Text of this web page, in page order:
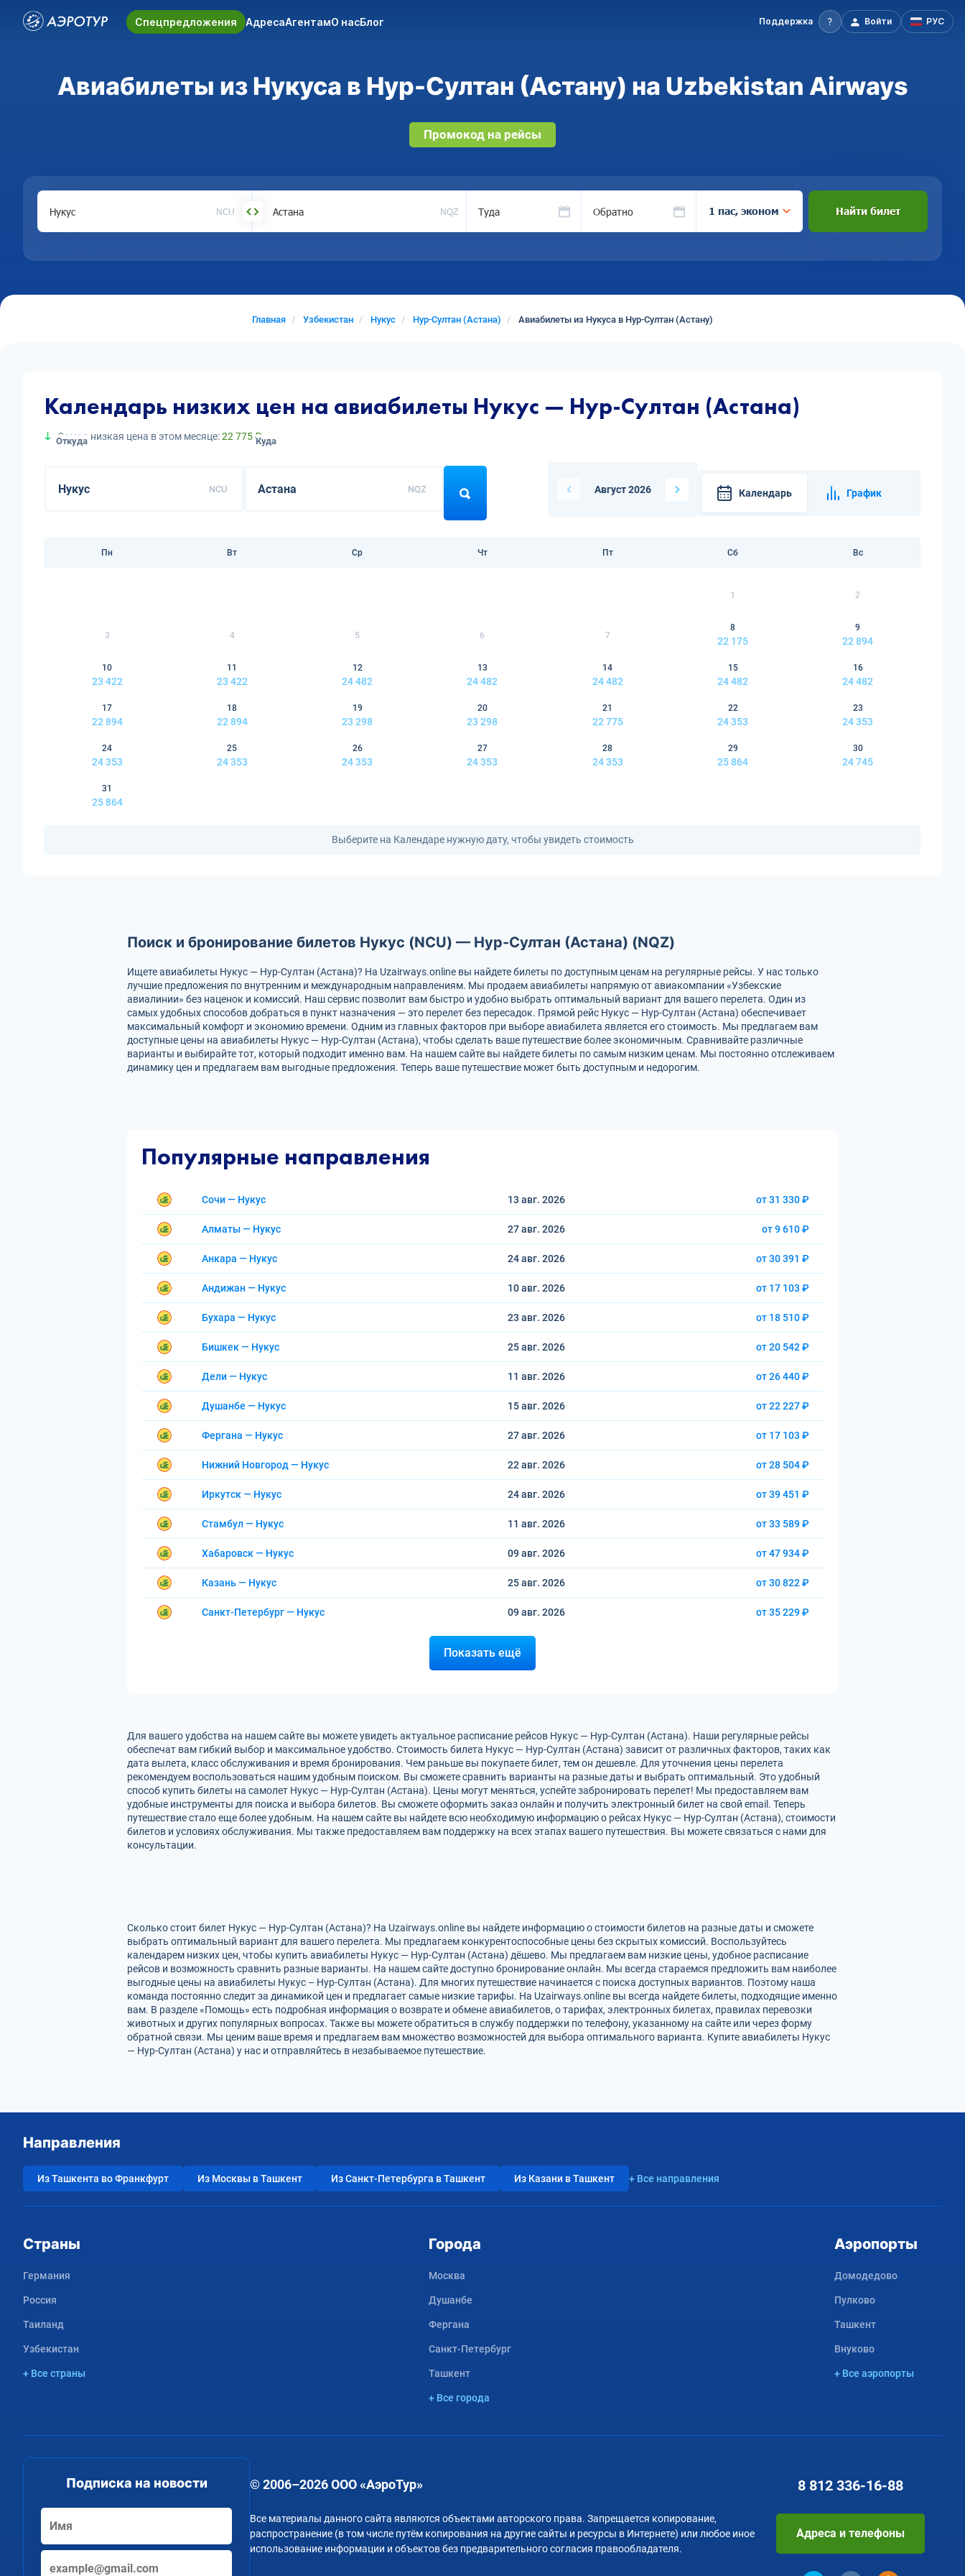
Спецпредложения АдресаАгентамО насБлог Поддержка Войти РУС
Авиабилеты из Нукуса в Нур-Султан (Астану) на Uzbekistan Airways
Промокод на рейсы
NCU NQZ Туда Обратно 1 пас, эконом Найти билет
Главная Узбекистан Нукус Нур-Султан (Астана) Авиабилеты из Нукуса в Нур-Султан (Астану)
Календарь низких цен на авиабилеты Нукус — Нур-Султан (Астана)
Самая низкая цена в этом месяце:22 775 ₽
Откуда
NCU
Куда
NQZ Август 2026 Календарь График
Пн Вт Ср Чт Пт Сб Вс
1 2
3 4 5 6 7
8
22 175
9
22 894
10
23 422
11
23 422
12
24 482
13
24 482
14
24 482
15
24 482
16
24 482
17
22 894
18
22 894
19
23 298
20
23 298
21
22 775
22
24 353
23
24 353
24
24 353
25
24 353
26
24 353
27
24 353
28
24 353
29
25 864
30
24 745
31
25 864
Выберите на Календаре нужную дату, чтобы увидеть стоимость
Поиск и бронирование билетов Нукус (NCU) — Нур-Султан (Астана) (NQZ)
Ищете авиабилеты Нукус — Нур-Султан (Астана)? На Uzairways.online вы найдете билеты по доступным ценам на регулярные рейсы. У нас только
лучшие предложения по внутренним и международным направлениям. Мы продаем авиабилеты напрямую от авиакомпании «Узбекские
авиалинии» без наценок и комиссий. Наш сервис позволит вам быстро и удобно выбрать оптимальный вариант для вашего перелета. Один из
самых удобных способов добраться в пункт назначения — это перелет без пересадок. Прямой рейс Нукус — Нур-Султан (Астана) обеспечивает
максимальный комфорт и экономию времени. Одним из главных факторов при выборе авиабилета является его стоимость. Мы предлагаем вам
доступные цены на авиабилеты Нукус — Нур-Султан (Астана), чтобы сделать ваше путешествие более экономичным. Сравнивайте различные
варианты и выбирайте тот, который подходит именно вам. На нашем сайте вы найдете билеты по самым низким ценам. Мы постоянно отслеживаем
динамику цен и предлагаем вам выгодные предложения. Теперь ваше путешествие может быть доступным и недорогим.
Популярные направления
Сочи — Нукус 13 авг. 2026 от 31 330 ₽
Алматы — Нукус 27 авг. 2026 от 9 610 ₽
Анкара — Нукус 24 авг. 2026 от 30 391 ₽
Андижан — Нукус 10 авг. 2026 от 17 103 ₽
Бухара — Нукус 23 авг. 2026 от 18 510 ₽
Бишкек — Нукус 25 авг. 2026 от 20 542 ₽
Дели — Нукус 11 авг. 2026 от 26 440 ₽
Душанбе — Нукус 15 авг. 2026 от 22 227 ₽
Фергана — Нукус 27 авг. 2026 от 17 103 ₽
Нижний Новгород — Нукус 22 авг. 2026 от 28 504 ₽
Иркутск — Нукус 24 авг. 2026 от 39 451 ₽
Стамбул — Нукус 11 авг. 2026 от 33 589 ₽
Хабаровск — Нукус 09 авг. 2026 от 47 934 ₽
Казань — Нукус 25 авг. 2026 от 30 822 ₽
Санкт-Петербург — Нукус 09 авг. 2026 от 35 229 ₽
Показать ещё
Для вашего удобства на нашем сайте вы можете увидеть актуальное расписание рейсов Нукус — Нур-Султан (Астана). Наши регулярные рейсы
обеспечат вам гибкий выбор и максимальное удобство. Стоимость билета Нукус — Нур-Султан (Астана) зависит от различных факторов, таких как
дата вылета, класс обслуживания и время бронирования. Чем раньше вы покупаете билет, тем он дешевле. Для уточнения цены перелета
рекомендуем воспользоваться нашим удобным поиском. Вы сможете сравнить варианты на разные даты и выбрать оптимальный. Это удобный
способ купить билеты на самолет Нукус — Нур-Султан (Астана). Цены могут меняться, успейте забронировать перелет! Мы предоставляем вам
удобные инструменты для поиска и выбора билетов. Вы сможете оформить заказ онлайн и получить электронный билет на свой email. Теперь
путешествие стало еще более удобным. На нашем сайте вы найдете всю необходимую информацию о рейсах Нукус — Нур-Султан (Астана), стоимости
билетов и условиях обслуживания. Мы также предоставляем вам поддержку на всех этапах вашего путешествия. Вы можете связаться с нами для
консультации.
Сколько стоит билет Нукус — Нур-Султан (Астана)? На Uzairways.online вы найдете информацию о стоимости билетов на разные даты и сможете
выбрать оптимальный вариант для вашего перелета. Мы предлагаем конкурентоспособные цены без скрытых комиссий. Воспользуйтесь
календарем низких цен, чтобы купить авиабилеты Нукус — Нур-Султан (Астана) дёшево. Мы предлагаем вам низкие цены, удобное расписание
рейсов и возможность сравнить разные варианты. На нашем сайте доступно бронирование онлайн. Мы всегда стараемся предложить вам наиболее
выгодные цены на авиабилеты Нукус – Нур-Султан (Астана). Для многих путешествие начинается с поиска доступных вариантов. Поэтому наша
команда постоянно следит за динамикой цен и предлагает самые низкие тарифы. На Uzairways.online вы всегда найдете билеты, подходящие именно
вам. В разделе «Помощь» есть подробная информация о возврате и обмене авиабилетов, о тарифах, электронных билетах, правилах перевозки
животных и других популярных вопросах. Также вы можете обратиться в службу поддержки по телефону, указанному на сайте или через форму
обратной связи. Мы ценим ваше время и предлагаем вам множество возможностей для выбора оптимального варианта. Купите авиабилеты Нукус
— Нур-Султан (Астана) у нас и отправляйтесь в незабываемое путешествие.
Направления
Из Ташкента во Франкфурт Из Москвы в Ташкент Из Санкт-Петербурга в Ташкент Из Казани в Ташкент + Все направления
Страны
Германия
Россия
Таиланд
Узбекистан
+ Все страны
Города
Москва
Душанбе
Фергана
Санкт-Петербург
Ташкент
+ Все города
Аэропорты
Домодедово
Пулково
Ташкент
Внуково
+ Все аэропорты
Подписка на новости © 2006–2026 ООО «АэроТур»
Все материалы данного сайта являются объектами авторского права. Запрещается копирование,
распространение (в том числе путём копирования на другие сайты и ресурсы в Интернете) или любое иное
использование информации и объектов без предварительного согласия правообладателя.
8 812 336-16-88
Адреса и телефоны